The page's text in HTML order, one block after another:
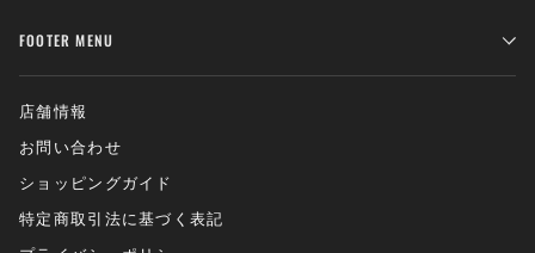
FOOTER MENU
店舗情報
お問い合わせ
ショッピングガイド
特定商取引法に基づく表記